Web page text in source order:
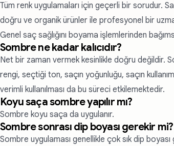
Tüm renk uygulamaları için geçerli bir sorudur.
doğru ve organik ürünler ile profesyonel bir
Genel saç sağlığını boyama işlemlerinden
Sombre ne kadar kalıcıdır?
Net bir zaman vermek kesinlikle doğru değildir.
rengi, seçtiği ton, saçın yoğunluğu, saçın
verimli kullanılması da bu süreci etkilemektedir.
Koyu saça sombre yapılır mı?
Sombre koyu saça da uygulanır.
Sombre sonrası dip boyası gerekir mi?
Sombre uygulaması genellikle çok sık dip